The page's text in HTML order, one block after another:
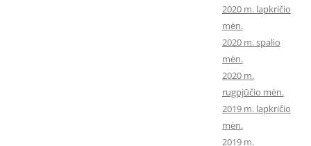
2020 m. lapkričio
mėn.
2020 m. spalio
mėn.
2020 m.
rugpjūčio mėn.
2019 m. lapkričio
mėn.
2019 m.